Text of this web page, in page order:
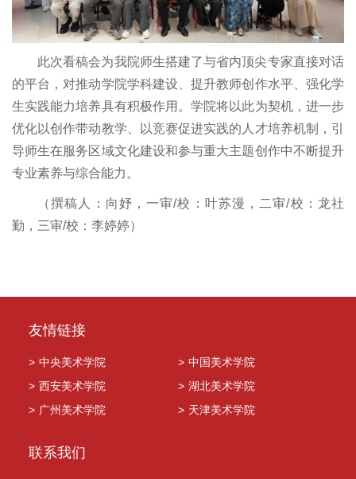
此次看稿会为我院师生搭建了与省内顶尖专家直接对话
的平台，对推动学院学科建设、提升教师创作水平、强化学
生实践能力培养具有积极作用。学院将以此为契机，进一步
优化以创作带动教学、以竞赛促进实践的人才培养机制，引
导师生在服务区域文化建设和参与重大主题创作中不断提升
专业素养与综合能力。
（撰稿人：向妤，一审/校：叶苏漫，二审/校：龙社
勤，三审/校：李婷婷）
友情链接
> 中央美术学院 > 中国美术学院
> 西安美术学院 > 湖北美术学院
> 广州美术学院 > 天津美术学院
联系我们